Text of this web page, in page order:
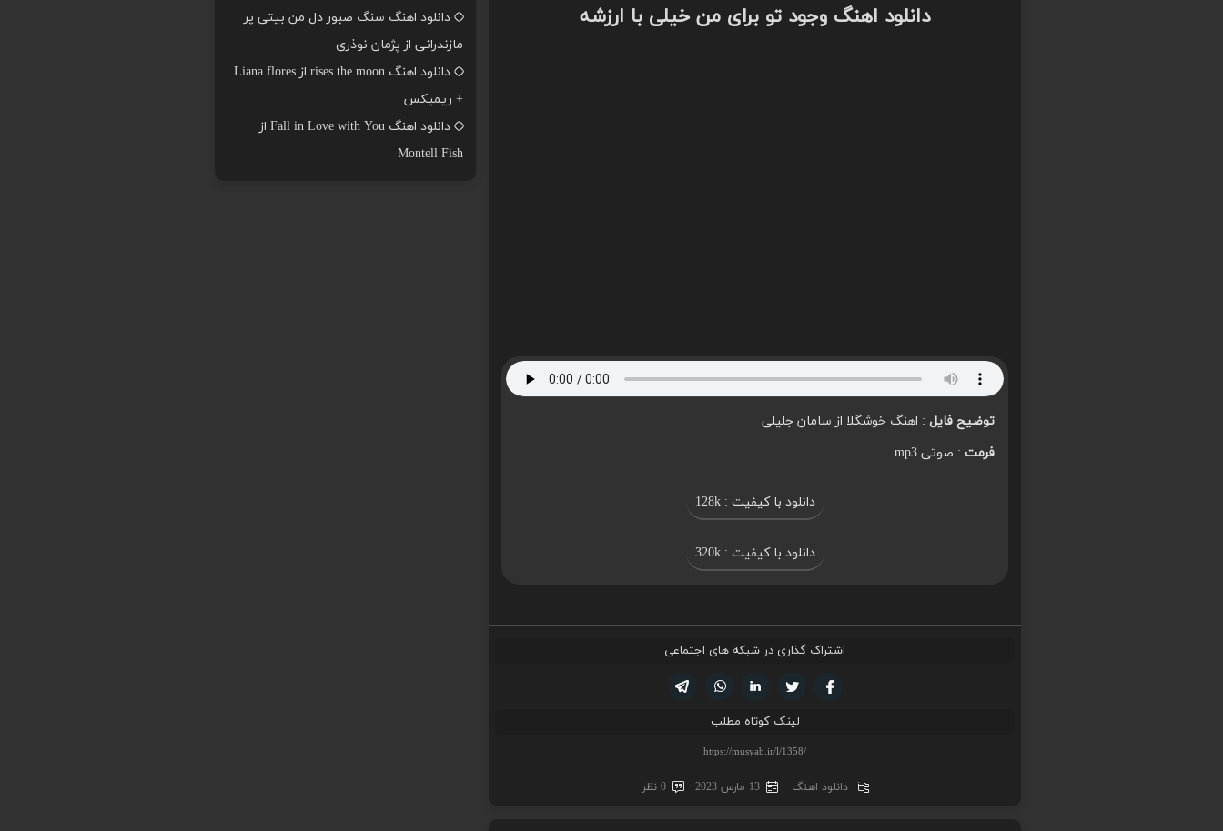
دانلود اهنگ وجود تو برای من خیلی با ارزشه
توضیح فایل : اهنگ خوشگلا از سامان جلیلی
فرمت : صوتی mp3
دانلود با کیفیت : 128k
دانلود با کیفیت : 320k
اشتراک گذاری در شبکه های اجتماعی
لینکدین تویتر
فیسوک
لینک کوتاه مطلب
دانلود اهنگ 13 مارس 2023 0 نظر
دانلود اهنگ سنگ صبور دل من بیتی پر
مازندرانی از پژمان نوذری
دانلود اهنگ rises the moon از Liana flores
+ ریمیکس
دانلود اهنگ Fall in Love with You از
Montell Fish